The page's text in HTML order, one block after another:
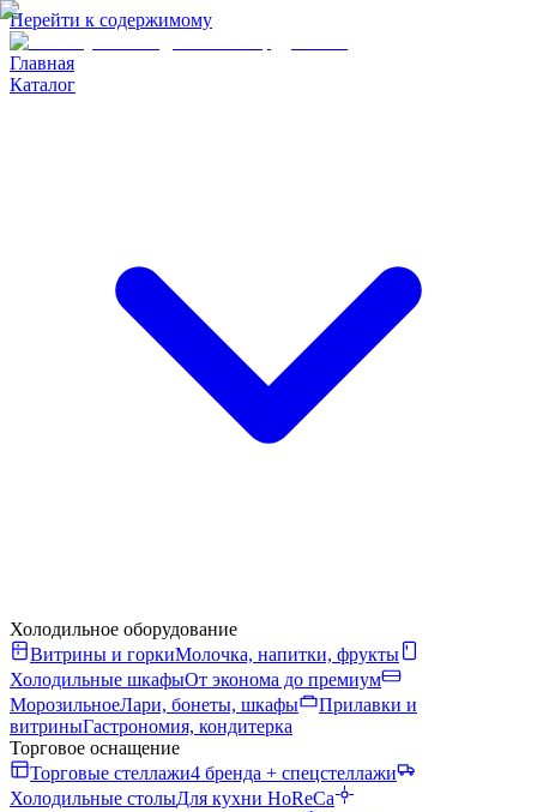
Перейти к содержимому
Главная
Каталог
Холодильное оборудование
Витрины и горкиМолочка, напитки, фрукты
Холодильные шкафыОт эконома до премиум
МорозильноеЛари, бонеты, шкафы
Прилавки и
витриныГастрономия, кондитерка
Торговое оснащение
Торговые стеллажи4 бренда + спецстеллажи
Холодильные столыДля кухни HoReCa